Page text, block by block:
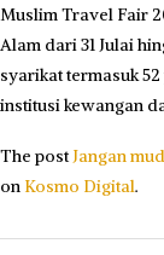
Muslim Travel Fair
Alam dari 31 Julai
syarikat termasuk
institusi kewangan
The post Jangan
on Kosmo Digital.